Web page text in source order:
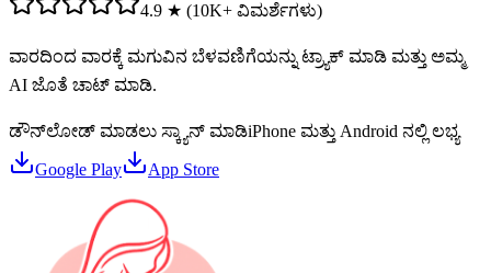
4.9 ★ (10K+ ವಿಮರ್ಶೆಗಳು)
ವಾರದಿಂದ ವಾರಕ್ಕೆ ಮಗುವಿನ ಬೆಳವಣಿಗೆಯನ್ನು ಟ್ರ್ಯಾಕ್ ಮಾಡಿ ಮತ್ತು ಅಮ್ಮ
AI ಜೊತೆ ಚಾಟ್ ಮಾಡಿ.
ಡೌನ್‌ಲೋಡ್ ಮಾಡಲು ಸ್ಕ್ಯಾನ್ ಮಾಡಿiPhone ಮತ್ತು Android ನಲ್ಲಿ ಲಭ್ಯ
Google Play App Store